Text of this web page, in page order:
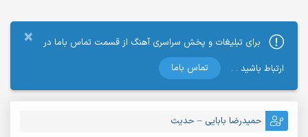
×
برای تبلیغات و پخش سراسری آهنگ از قسمت تماس باما در
ارتباط باشید . .
تماس باما
حمیدرضا بابایی – حدیث